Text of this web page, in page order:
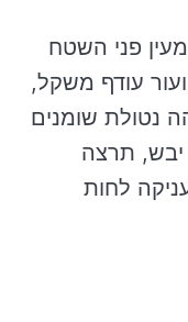
פני השטח
עודף משקל,
נטולת שומנים
יבש, תרצה
לחות